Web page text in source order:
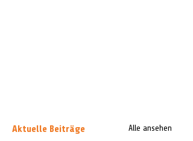
Aktuelle Beiträge Alle ansehen